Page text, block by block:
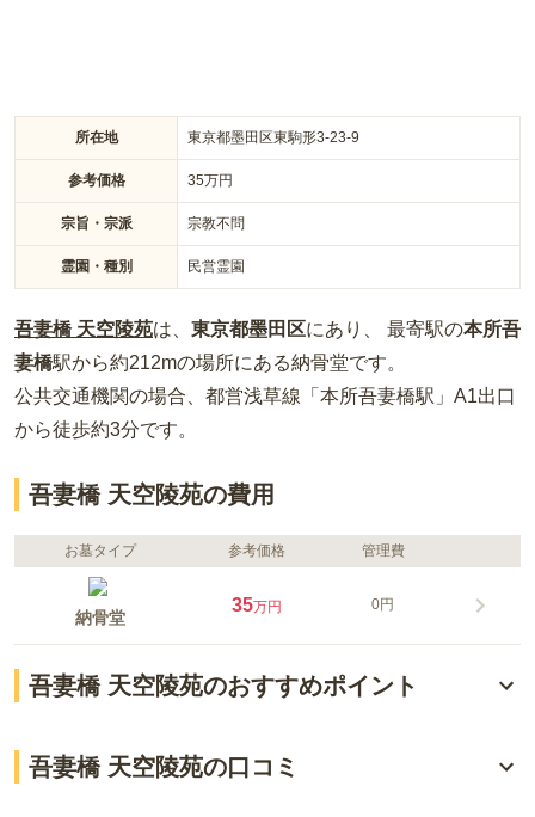
所在地 東京都墨田区東駒形3-23-9
参考価格 35万円
宗旨・宗派 宗教不問
霊園・種別 民営霊園
吾妻橋 天空陵苑は、 東京都墨田区にあり、 最寄駅の本所吾
妻橋駅から約212mの場所にある納骨堂です。
公共交通機関の場合 、都営浅草線「本所吾妻橋駅」A1出口
から徒歩約3分です。
吾妻橋 天空陵苑の費用
お墓タイプ 参考価格 管理費
納骨堂
35万円 0円
吾妻橋 天空陵苑のおすすめポイント
吾妻橋 天空陵苑の口コミ